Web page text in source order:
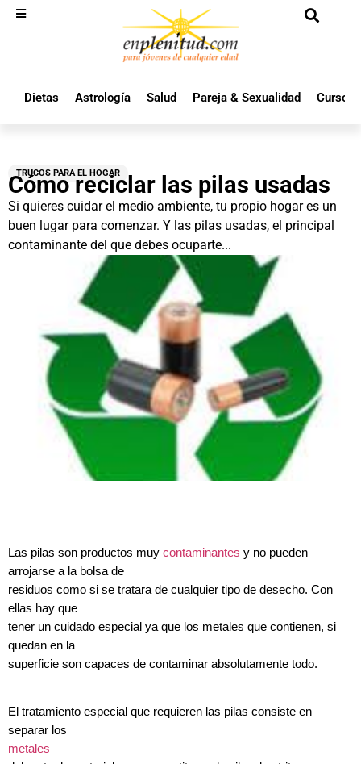
Dietas Astrología Salud Pareja & Sexualidad Cursos
TRUCOS PARA EL HOGAR
Cómo reciclar las pilas usadas
Si quieres cuidar el medio ambiente, tu propio hogar es un
buen lugar para comenzar. Y las pilas usadas, el principal
contaminante del que debes ocuparte...
Las pilas son productos muy contaminantes y no pueden
arrojarse a la bolsa de
residuos como si se tratara de cualquier tipo de desecho. Con
ellas hay que
tener un cuidado especial ya que los metales que contienen, si
quedan en la
superficie son capaces de contaminar absolutamente todo.
El tratamiento especial que requieren las pilas consiste en
separar los
metales